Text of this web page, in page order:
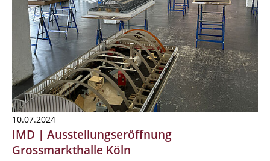
10.07.2024
IMD | Ausstellungseröffnung
Grossmarkthalle Köln